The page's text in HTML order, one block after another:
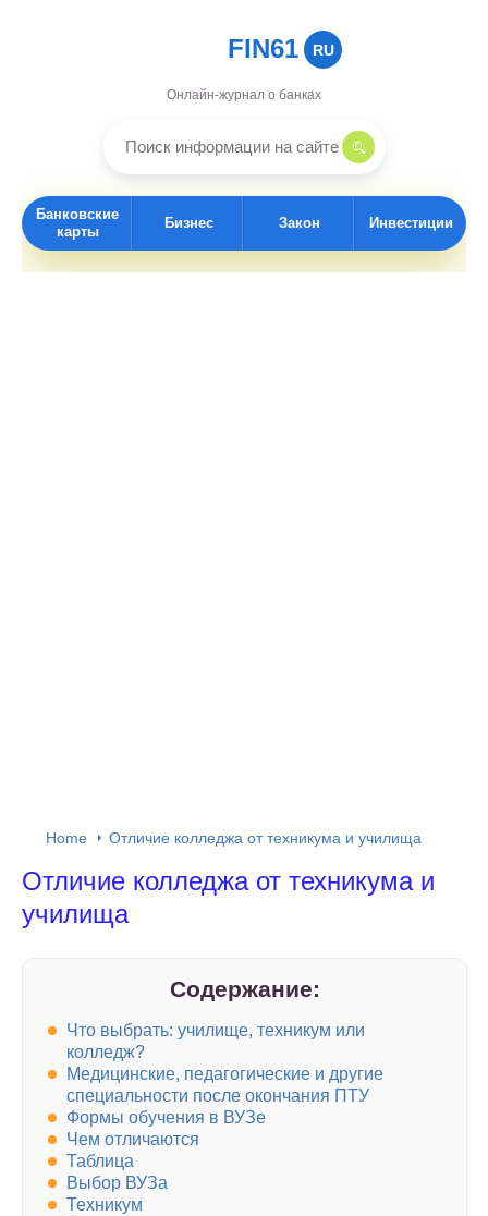
FIN61 RU
Онлайн-журнал о банках
Банковские
карты
Бизнес Закон Инвестиции
Home Отличие колледжа от техникума и училища
Отличие колледжа от техникума и
училища
Содержание:
Что выбрать: училище, техникум или
колледж?
Медицинские, педагогические и другие
специальности после окончания ПТУ
Формы обучения в ВУЗе
Чем отличаются
Таблица
Выбор ВУЗа
Техникум